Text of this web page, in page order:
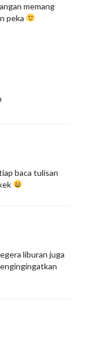
memang
peka
baca tulisan
liburan juga